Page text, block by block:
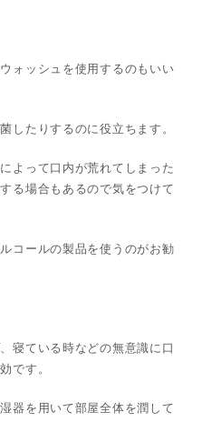
ォッシュを使用するのもいい
したりするのに役立ちます。
よって口内が荒れてしまった
る場合もあるので気をつけて
コールの製品を使うのがお勧
寝ている時などの無意識に口
です。
器を用いて部屋全体を潤して